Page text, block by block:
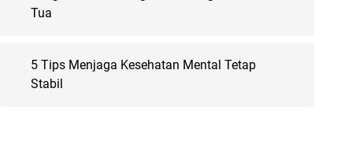
Tua
5 Tips Menjaga Kesehatan Mental Tetap
Stabil